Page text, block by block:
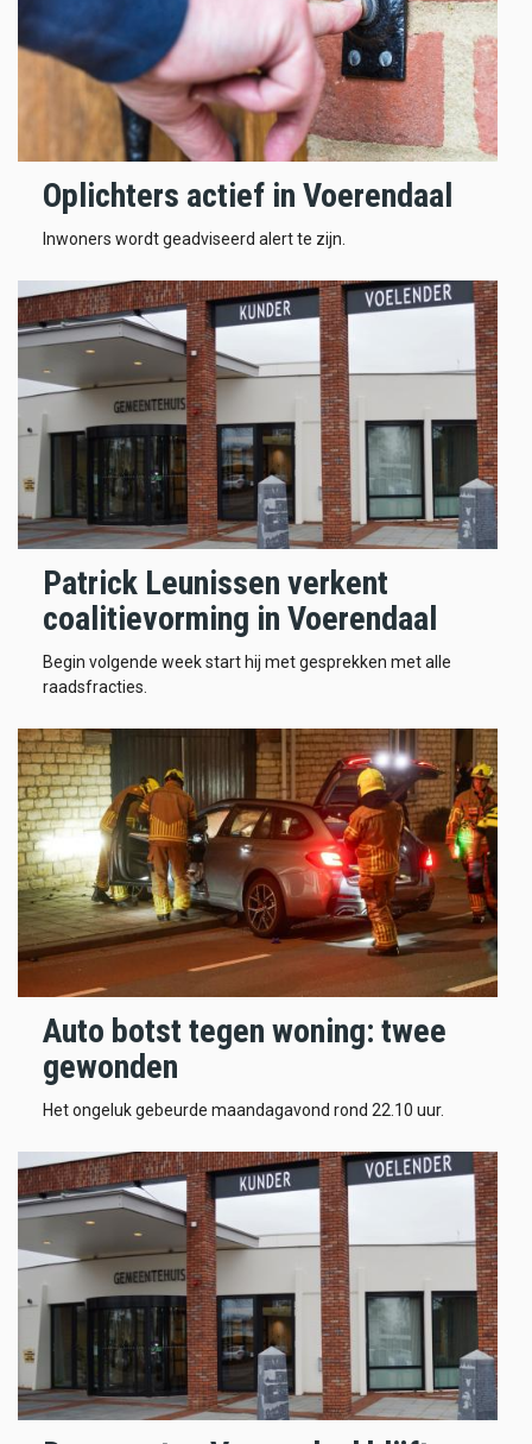
Oplichters actief in Voerendaal
Inwoners wordt geadviseerd alert te zijn.
Patrick Leunissen verkent
coalitievorming in Voerendaal
Begin volgende week start hij met gesprekken met alle
raadsfracties.
Auto botst tegen woning: twee
gewonden
Het ongeluk gebeurde maandagavond rond 22.10 uur.